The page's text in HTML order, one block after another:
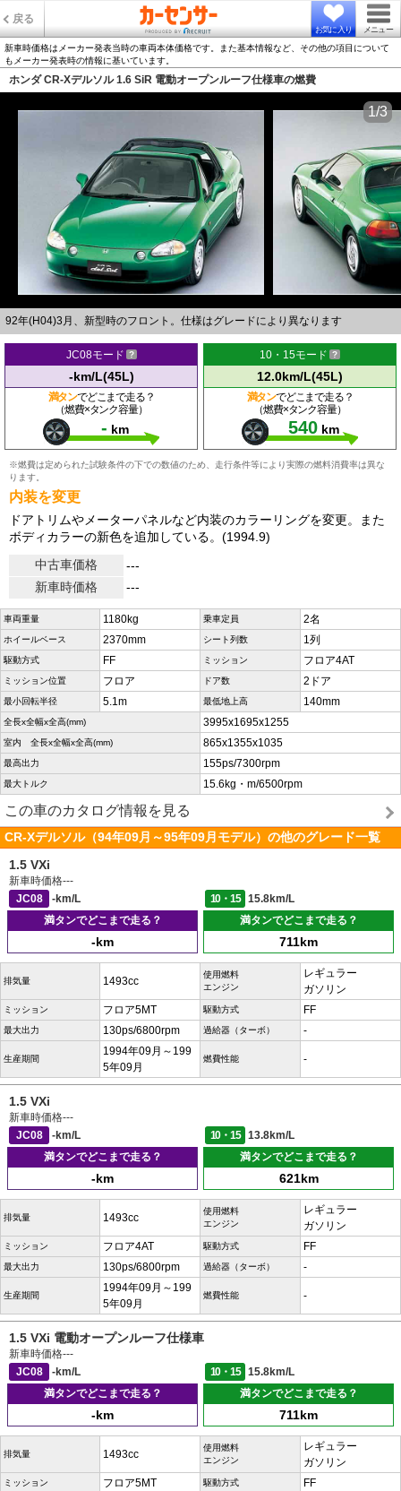
戻る
お気に入り メニュー
新車時価格はメーカー発表当時の車両本体価格です。また基本情報など、その他の項目について
もメーカー発表時の情報に基いています。
ホンダ CR-Xデルソル 1.6 SiR 電動オープンルーフ仕様車の燃費
92年(H04)3月、新型時のフロント。仕様はグレードにより異なります
1/3
JC08モード
-km/L(45L)
満タンでどこまで走る？
（燃費×タンク容量）
- km
10・15モード
12.0km/L(45L)
満タンでどこまで走る？
（燃費×タンク容量）
540 km
※燃費は定められた試験条件の下での数値のため、走行条件等により実際の燃料消費率は異な
ります。
内装を変更
ドアトリムやメーターパネルなど内装のカラーリングを変更。また
ボディカラーの新色を追加している。(1994.9)
中古車価格
---
新車時価格
---
車両重量 1180kg 乗車定員 2名
ホイールベース 2370mm シート列数 1列
駆動方式 FF ミッション フロア4AT
ミッション位置 フロア ドア数 2ドア
最小回転半径 5.1m 最低地上高 140mm
全長x全幅x全高(mm) 3995x1695x1255
室内 全長x全幅x全高(mm) 865x1355x1035
最高出力 155ps/7300rpm
最大トルク 15.6kg・m/6500rpm
この車のカタログ情報を見る
CR-Xデルソル（94年09月～95年09月モデル）の他のグレード一覧
1.5 VXi
新車時価格---
JC08
-km/L 10・15
15.8km/L
満タンでどこまで走る？
-km
満タンでどこまで走る？
711km
排気量 1493cc
使用燃料
エンジン
レギュラー
ガソリン
ミッション フロア5MT 駆動方式 FF
最大出力 130ps/6800rpm 過給器（ターボ） -
生産期間
1994年09月～199
5年09月
燃費性能 -
1.5 VXi
新車時価格---
JC08
-km/L 10・15
13.8km/L
満タンでどこまで走る？
-km
満タンでどこまで走る？
621km
排気量 1493cc
使用燃料
エンジン
レギュラー
ガソリン
ミッション フロア4AT 駆動方式 FF
最大出力 130ps/6800rpm 過給器（ターボ） -
生産期間
1994年09月～199
5年09月
燃費性能 -
1.5 VXi 電動オープンルーフ仕様車
新車時価格---
JC08
-km/L 10・15
15.8km/L
満タンでどこまで走る？
-km
満タンでどこまで走る？
711km
排気量 1493cc
使用燃料
エンジン
レギュラー
ガソリン
ミッション フロア5MT 駆動方式 FF